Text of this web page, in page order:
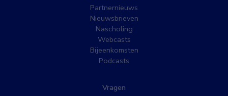
Partnernieuws
Nieuwsbrieven
Nascholing
Webcasts
Bijeenkomsten
Podcasts
Vragen